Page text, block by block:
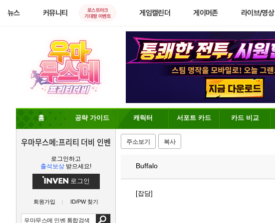
뉴스 커뮤니티
로스트아크
기대평 이벤트
게임캘린더 게이머존 라이브/영상
홈 공략 가이드 캐릭터 서포트 카드 카드 비교
우마무스메:프리티 더비 인벤
로그인하고
출석보상 받으세요!
로그인
회원가입 ID/PW 찾기
주소보기 복사
Buffalo
[잡담]